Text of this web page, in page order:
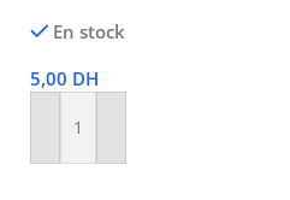
En stock
5,00 DH
Ajouter Au Panier